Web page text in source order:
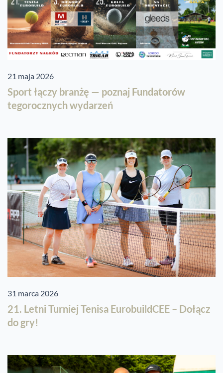
21 maja 2026
Sport łączy branżę — poznaj Fundatorów
tegorocznych wydarzeń
31 marca 2026
21. Letni Turniej Tenisa EurobuildCEE – Dołącz
do gry!